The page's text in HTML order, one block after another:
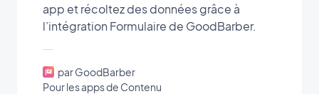
app et récoltez des données grâce à
l’intégration Formulaire de GoodBarber.
par GoodBarber
Pour les apps de Contenu